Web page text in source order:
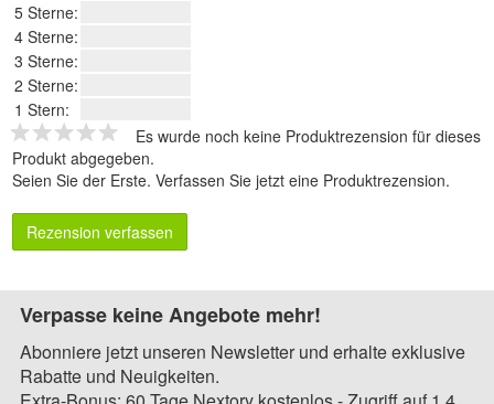
5 Sterne:
4 Sterne:
3 Sterne:
2 Sterne:
1 Stern:
Es wurde noch keine Produktrezension für dieses
Produkt abgegeben.
Seien Sie der Erste. Verfassen Sie jetzt eine Produktrezension.
Rezension verfassen
Verpasse keine Angebote mehr!
Abonniere jetzt unseren Newsletter und erhalte exklusive
Rabatte und Neuigkeiten.